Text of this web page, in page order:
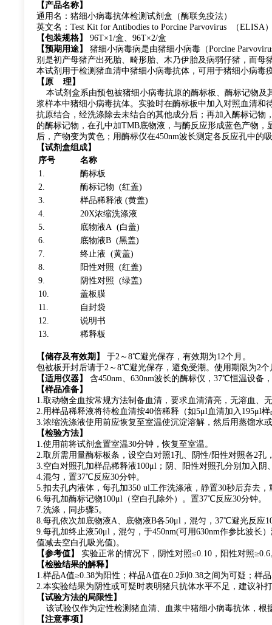
【产品名称】
通用名：猪细小病毒抗体检测试剂盒（酶联免疫法）
英文名：Test Kit for Antibodies to Porcine Parvovirus （ELISA
【包装规格】 96T×1/盒、96T×2/盒
【预期用途】 猪细小病毒病是由猪细小病毒（Porcine
别是初产母猪产出死胎、畸形胎、木乃伊胎及病弱仔猪，而母
本试剂用于检测猪血清中猪细小病毒抗体，可用于猪细小病毒
【原 理】
本试剂盒系由预包被猪细小病毒抗原的酶标板、酶标记物及
浆样本中猪细小病毒抗体。实验时在酶标板中加入对照血清
抗原结合，经洗涤除去未结合的其他成分后；再加入酶标记
的酶标记物，在孔中加TMB底物液，与酶反应形成蓝色产物
后，产物变为黄色；用酶标仪在450nm波长测定各反应孔中的
【试剂盒组成】
序号
名称
1.
酶标板
2.
酶标记物 (红盖)
3.
样品稀释液 (黄盖)
4.
20X浓缩洗涤液
5.
底物液A (白盖)
6.
底物液B (黑盖)
7.
终止液 (黄盖)
8.
阳性对照 (红盖)
9.
阴性对照 (绿盖)
10.
盖板膜
11.
自封袋
12.
说明书
13.
稀释板
【储存及有效期】 于2～8℃避光保存，有效期为12个月。
包被板开封后请于2～8℃避光保存，避免受潮。使用期限为2个
【适用仪器】 含450nm、630nm波长的酶标仪，37℃恒温设备
【样品准备】
1.取动物全血按常规方法制备血清，要求血清清亮，无溶血
2.用样品稀释液将待检血清按40倍稀释（如5μl血清加入195μl
3.浓缩洗涤液使用前应恢复至室温使沉淀溶解，然后用蒸馏水
【检验方法】
1.使用前将试剂盒置室温30分钟，恢复至室温。
2.取所需用量酶标板条，设空白对照1孔、阴性/阳性对照各2
3.空白对照孔加样品稀释液100μl；阴、阳性对照孔分别加入
4.混匀，置37℃反应30分钟。
5.扣去孔内液体，每孔加350 ul工作洗涤液，静置30秒后弃去
6.每孔加酶标记物100μl（空白孔除外）。置37℃反应30分钟。
7.洗涤，同步骤5。
8.每孔依次加底物液A、底物液B各50μl，混匀，37℃避光反应
9.每孔加终止液50μl，混匀，于450nm(可用630nm作参比波
值减去空白孔吸光值)。
【参考值】 实验正常的情况下，阴性对照≤0.10，阳性对照≥0.6
【检验结果的解释】
1.样品A值≥0.38为阳性；样品A值在0.2到0.38之间为可疑；样
2.本实验结果为阴性或可疑时表明猪只抗体水平不足，建议补
【试验方法的局限性】
该试验仅作为定性检测猪血清、血浆中猪细小病毒抗体，根
【注意事项】